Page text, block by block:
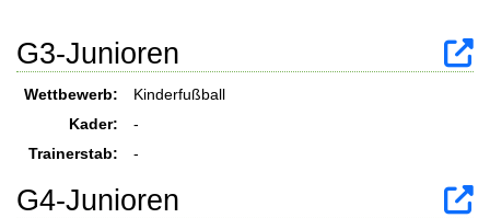
G3-Junioren
Wettbewerb:
Kinderfußball
Kader:
-
Trainerstab:
-
G4-Junioren